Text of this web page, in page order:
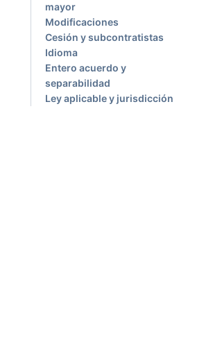
mayor
Modificaciones
Cesión y subcontratistas
Idioma
Entero acuerdo y
separabilidad
Ley aplicable y jurisdicción